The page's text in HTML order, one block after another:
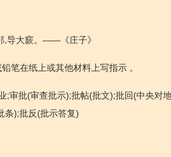
,导大窾。——《庄子》
笔在纸上或其他材料上写指示 。
;审批(审查批示);批帖(批文);批回(中央对
条);批反(批示答复)